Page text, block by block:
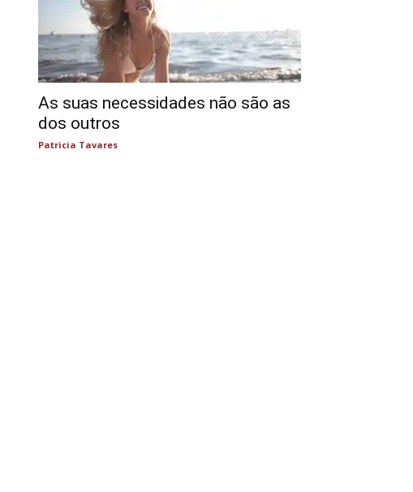
As suas necessidades não são as
dos outros
Patricia Tavares